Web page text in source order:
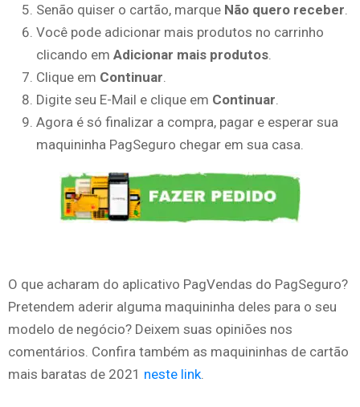
Senão quiser o cartão, marque Não quero receber
Você pode adicionar mais produtos no carrinho
clicando em Adicionar mais produtos
Clique em Continuar
Digite seu E-Mail e clique em Continuar
Agora é só finalizar a compra, pagar e esperar sua
maquininha PagSeguro chegar em sua casa.
O que acharam do aplicativo PagVendas do PagSeguro?
Pretendem aderir alguma maquininha deles para o seu
modelo de negócio? Deixem suas opiniões nos
comentários. Confira também as maquininhas de cartão
mais baratas de 2021 neste link